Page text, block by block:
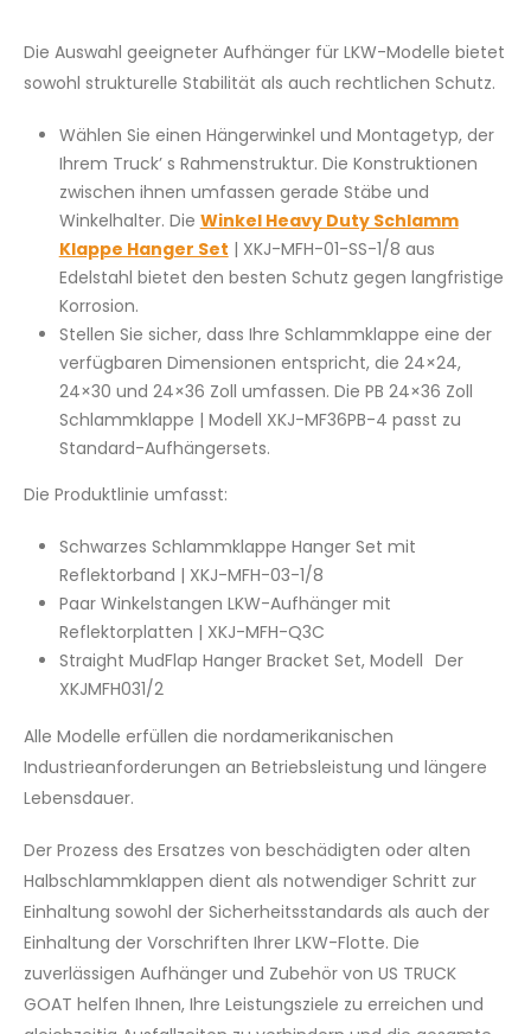
Die Auswahl geeigneter Aufhänger für LKW-Modelle bietet
sowohl strukturelle Stabilität als auch rechtlichen Schutz.
Wählen Sie einen Hängerwinkel und Montagetyp, der
Ihrem Truck’ s Rahmenstruktur. Die Konstruktionen
zwischen ihnen umfassen gerade Stäbe und
Winkelhalter. Die Winkel Heavy Duty Schlamm
Klappe Hanger Set | XKJ-MFH-01-SS-1/8 aus
Edelstahl bietet den besten Schutz gegen langfristige
Korrosion.
Stellen Sie sicher, dass Ihre Schlammklappe eine der
verfügbaren Dimensionen entspricht, die 24×24,
24×30 und 24×36 Zoll umfassen. Die PB 24×36 Zoll
Schlammklappe | Modell XKJ-MF36PB-4 passt zu
Standard-Aufhängersets.
Die Produktlinie umfasst:
Schwarzes Schlammklappe Hanger Set mit
Reflektorband | XKJ-MFH-03-1/8
Paar Winkelstangen LKW-Aufhänger mit
Reflektorplatten | XKJ-MFH-Q3C
Straight MudFlap Hanger Bracket Set, Modell Der
XKJMFH031/2
Alle Modelle erfüllen die nordamerikanischen
Industrieanforderungen an Betriebsleistung und längere
Lebensdauer.
Der Prozess des Ersatzes von beschädigten oder alten
Halbschlammklappen dient als notwendiger Schritt zur
Einhaltung sowohl der Sicherheitsstandards als auch der
Einhaltung der Vorschriften Ihrer LKW-Flotte. Die
zuverlässigen Aufhänger und Zubehör von US TRUCK
GOAT helfen Ihnen, Ihre Leistungsziele zu erreichen und